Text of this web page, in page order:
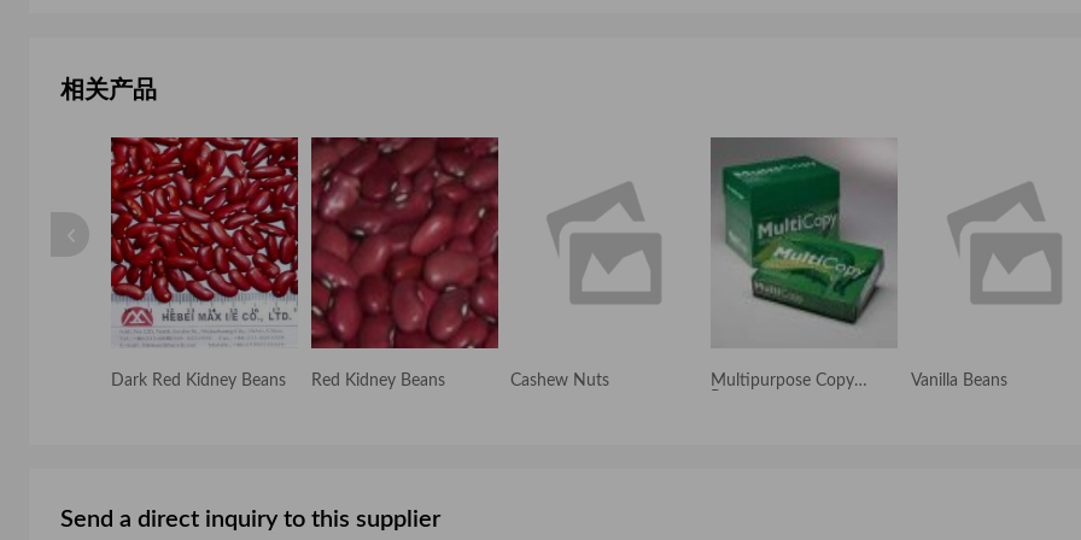
相关产品
Dark Red Kidney Beans Red Kidney Beans Cashew Nuts
Multipurpose Copy
Vanilla Beans
Send a direct inquiry to this supplier